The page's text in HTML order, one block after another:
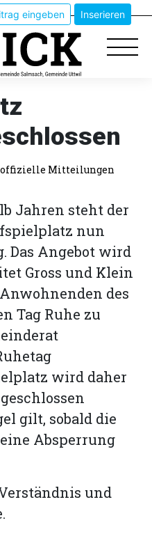
eingeben Inserieren
offizielle Mitteilungen
Jahren steht der
nun
Das Angebot wird
Gross und Klein
des
Tag Ruhe zu
wird daher
gilt, sobald die
Absperrung
und